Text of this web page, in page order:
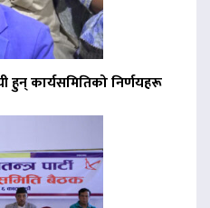
हुन् कार्यसमितिको निर्णयहरू